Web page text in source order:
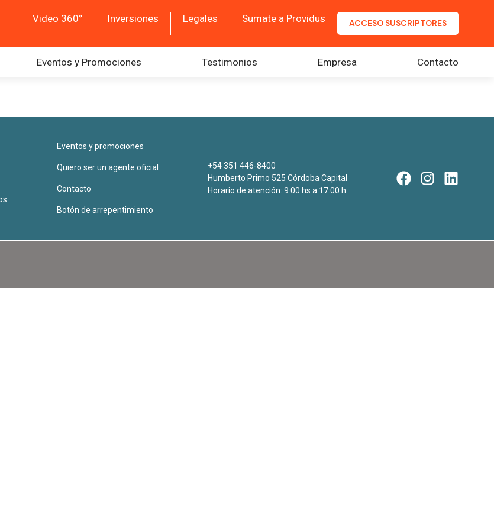
Video 360° Inversiones Legales Sumate a Providus ACCESO SUSCRIPTORES
Eventos y Promociones Testimonios Empresa Contacto
Eventos y promociones
Quiero ser un agente oficial
Contacto
Botón de arrepentimiento
+54 351 446-8400
Humberto Primo 525 Córdoba Capital
Horario de atención: 9:00 hs a 17:00 h